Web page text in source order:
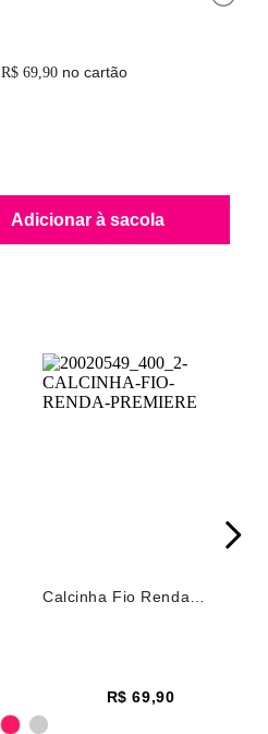
R$ 69,90 no cartão
Adicionar à sacola
Calcinha Fio Renda
R$ 69,90